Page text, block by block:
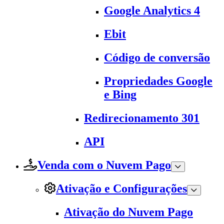
Google Analytics 4
Ebit
Código de conversão
Propriedades Google
e Bing
Redirecionamento 301
API
Venda com o Nuvem Pago
Ativação e Configurações
Ativação do Nuvem Pago